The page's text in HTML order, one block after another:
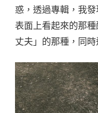
惑，透過專輯，我
表面上看起來的那
丈夫」的那種，同